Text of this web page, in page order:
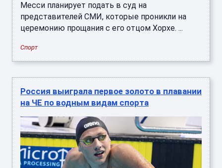
Месси планирует подать в суд на
представителей СМИ, которые проникли на
церемонию прощания с его отцом Хорхе. ...
Спорт
Россия выиграла первое золото в плавании
на ЧЕ по водным видам спорта